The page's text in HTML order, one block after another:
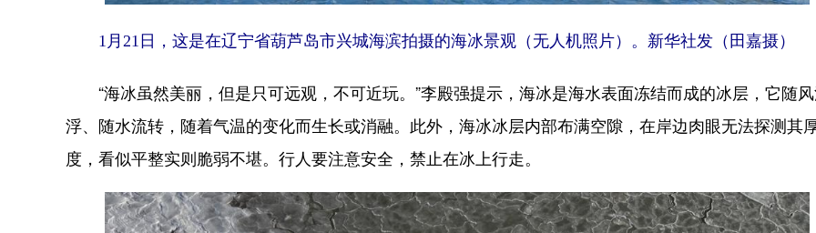
1月21日，这是在辽宁省葫芦岛市兴城海滨拍摄的海冰景观（无人机照片）。新华社发（田嘉摄）
“海冰虽然美丽，但是只可远观，不可近玩。”李殿强提示，海冰是海水表面冻结而成的冰层，它随
浮、随水流转，随着气温的变化而生长或消融。此外，海冰冰层内部布满空隙，在岸边肉眼无法探测其
度，看似平整实则脆弱不堪。行人要注意安全，禁止在冰上行走。